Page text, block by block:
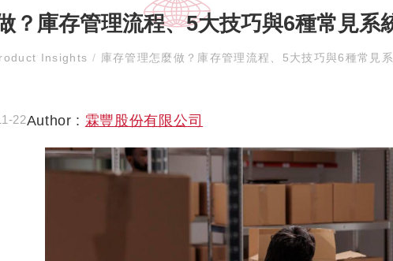
？庫存管理流程、5大技巧與6種常見系
Insights / 庫存管理怎麼做？庫存管理流程、5大技巧與6種常見系
22Author : 霖豐股份有限公司